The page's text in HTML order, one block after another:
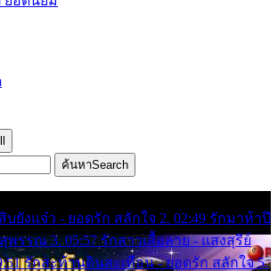
ค้นหาSearch
บยังแจ๋ว - ยอดรัก สลักใจ 2. 02:49 รักมาห้าปี
พรรณ 3. 05:57 รักสาวเสื้อลาย - แสงสุรีย์
รักสะท้านดินสะเทือน - ยอดรัก สลักใจ 5.